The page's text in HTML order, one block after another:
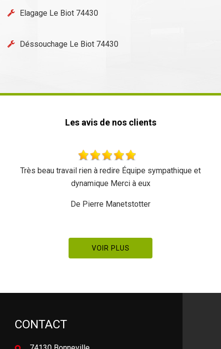
Elagage Le Biot 74430
Déssouchage Le Biot 74430
Les avis de nos clients
Très beau travail rien à redire Équipe sympathique et
dynamique Merci à eux
De Pierre Manetstotter
VOIR PLUS
CONTACT